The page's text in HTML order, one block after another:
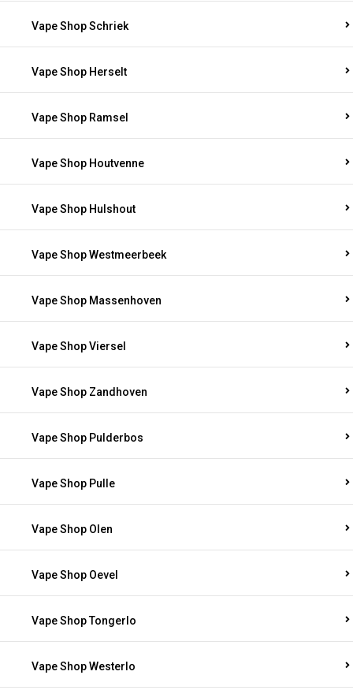
Vape Shop Schriek
Vape Shop Herselt
Vape Shop Ramsel
Vape Shop Houtvenne
Vape Shop Hulshout
Vape Shop Westmeerbeek
Vape Shop Massenhoven
Vape Shop Viersel
Vape Shop Zandhoven
Vape Shop Pulderbos
Vape Shop Pulle
Vape Shop Olen
Vape Shop Oevel
Vape Shop Tongerlo
Vape Shop Westerlo